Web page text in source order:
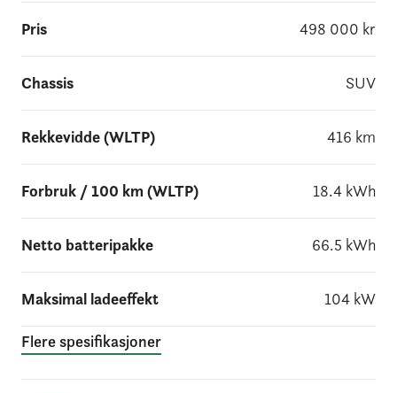
Pris 498 000 kr
Chassis SUV
Rekkevidde (WLTP) 416 km
Forbruk / 100 km (WLTP) 18.4 kWh
Netto batteripakke 66.5 kWh
Maksimal ladeeffekt 104 kW
Flere spesifikasjoner